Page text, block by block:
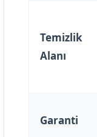
Temizlik
Alanı
Garanti